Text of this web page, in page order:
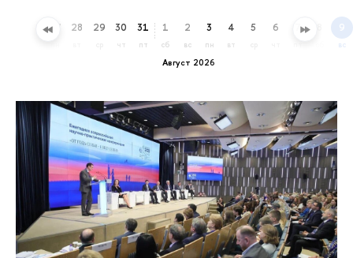
27 28 29 30
чт
31
пт
Август 2026
1
сб
2
вс
3
пн
4
вт
5 6 7 9
вс